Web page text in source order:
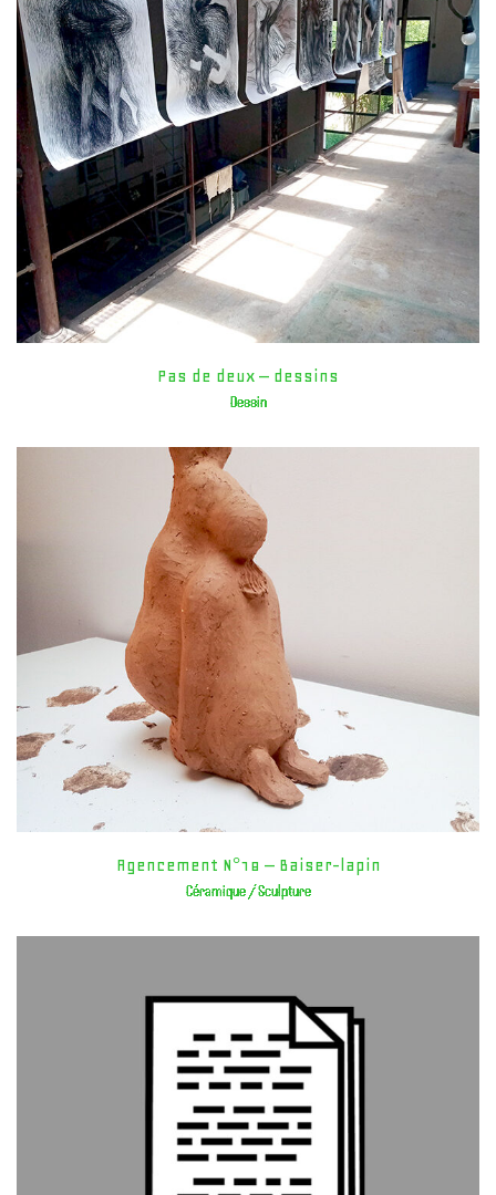
Pas de deux – dessins
Dessin
Agencement N°18 – Baiser-lapin
Céramique / Sculpture